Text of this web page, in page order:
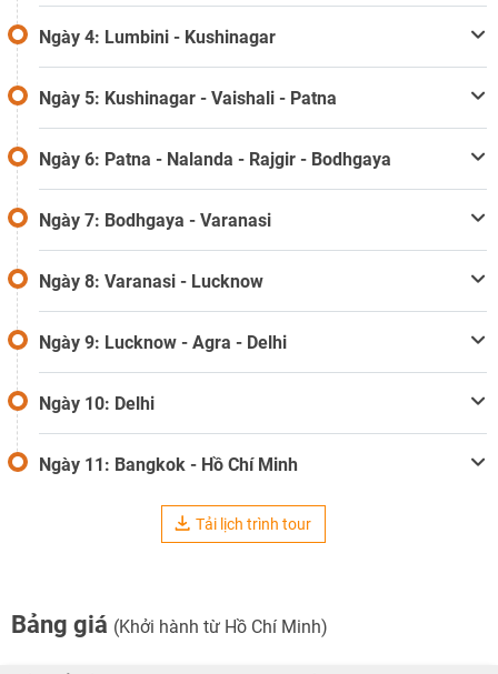
Ngày 4: Lumbini - Kushinagar
Ngày 5: Kushinagar - Vaishali - Patna
Ngày 6: Patna - Nalanda - Rajgir - Bodhgaya
Ngày 7: Bodhgaya - Varanasi
Ngày 8: Varanasi - Lucknow
Ngày 9: Lucknow - Agra - Delhi
Ngày 10: Delhi
Ngày 11: Bangkok - Hồ Chí Minh
Tải lịch trình tour
Bảng giá (Khởi hành từ Hồ Chí Minh)